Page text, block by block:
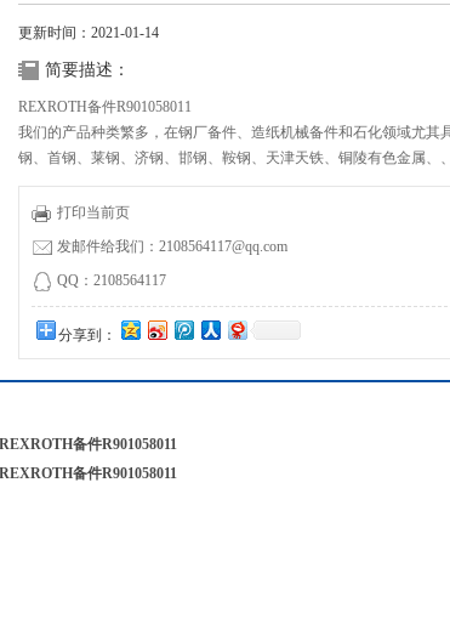
更新时间：2021-01-14
简要描述：
REXROTH备件R901058011
我们的产品种类繁多，在钢厂备件、造纸机械备件和石化领域尤其
钢、首钢、莱钢、济钢、邯钢、鞍钢、天津天铁、铜陵有色金属、
户均为我们长期合作伙伴,我们优质的服务赢得了他们*。
打印当前页
发邮件给我们：2108564117@qq.com
QQ：2108564117
分享到：
REXROTH备件R901058011
REXROTH备件R901058011